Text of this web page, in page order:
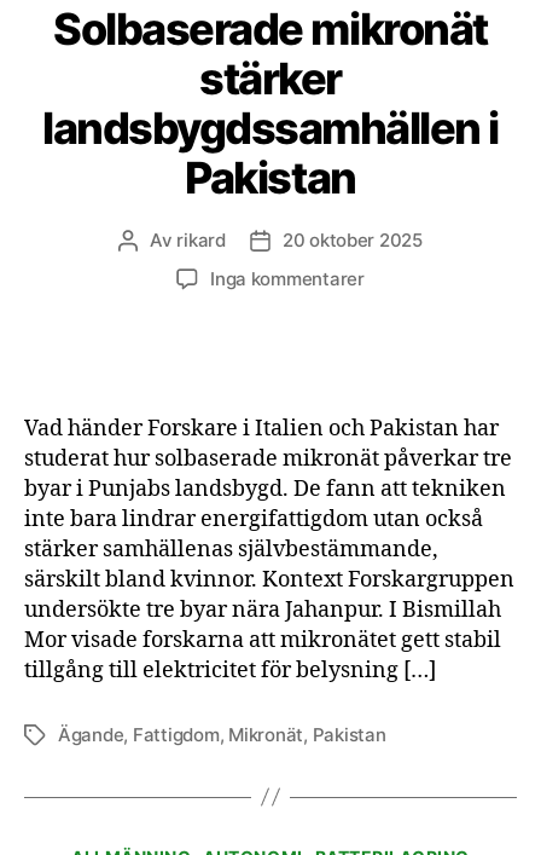
Solbaserade mikronät
stärker
landsbygdssamhällen i
Pakistan
Inläggsförfattare
Av rikard Inläggsdatum
20 oktober 2025
Inga kommentarertill
Pakistan
Vad händer Forskare i Italien och Pakistan har
studerat hur solbaserade mikronät påverkar tre
byar i Punjabs landsbygd. De fann att tekniken
inte bara lindrar energifattigdom utan också
stärker samhällenas självbestämmande,
särskilt bland kvinnor. Kontext Forskargruppen
undersökte tre byar nära Jahanpur. I Bismillah
Mor visade forskarna att mikronätet gett stabil
tillgång till elektricitet för belysning […]
Etiketter
Ägande, Fattigdom, Mikronät, Pakistan